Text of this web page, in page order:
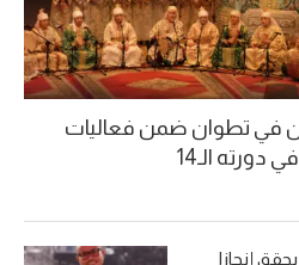
في تطوان ضمن فعاليات
الـ14
إنجازا